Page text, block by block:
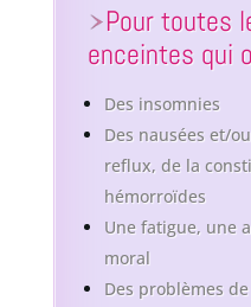
Pour toutes
enceintes qui
Des insomnies
Des nausées et/
reflux, de la
hémorroïdes
Une fatigue, une
moral
Des problèmes